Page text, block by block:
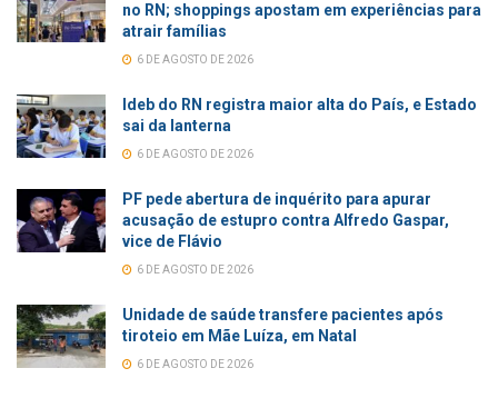
no RN; shoppings apostam em experiências para
atrair famílias
6 DE AGOSTO DE 2026
Ideb do RN registra maior alta do País, e Estado
sai da lanterna
6 DE AGOSTO DE 2026
PF pede abertura de inquérito para apurar
acusação de estupro contra Alfredo Gaspar,
vice de Flávio
6 DE AGOSTO DE 2026
Unidade de saúde transfere pacientes após
tiroteio em Mãe Luíza, em Natal
6 DE AGOSTO DE 2026